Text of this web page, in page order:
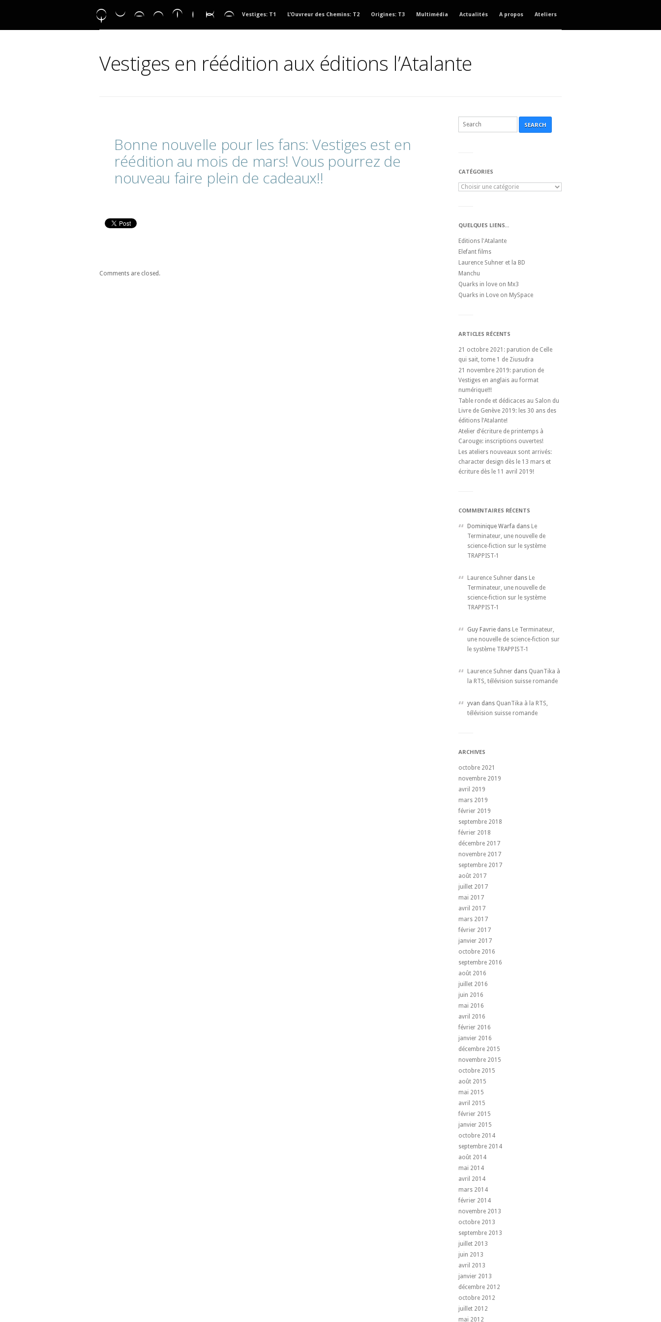
Vestiges: T1 L’Ouvreur des Chemins: T2 Origines: T3 Multimédia Actualités A propos Ateliers
Vestiges en réédition aux éditions l’Atalante
Bonne nouvelle pour les fans:Vestiges est en
réédition au mois de mars! Vous pourrez de
nouveau faire plein de cadeaux!!
Comments are closed.
SEARCH
CATÉGORIES
QUELQUES LIENS...
Editions l'Atalante
Elefant films
Laurence Suhner et la BD
Manchu
Quarks in love on Mx3
Quarks in Love on MySpace
ARTICLES RÉCENTS
21 octobre 2021: parution de Celle
qui sait, tome 1 de Ziusudra
21 novembre 2019: parution de
Vestiges en anglais au format
numérique!!!
Table ronde et dédicaces au Salon du
Livre de Genève 2019: les 30 ans des
éditions l’Atalante!
Atelier d’écriture de printemps à
Carouge: inscriptions ouvertes!
Les ateliers nouveaux sont arrivés:
character design dès le 13 mars et
écriture dès le 11 avril 2019!
COMMENTAIRES RÉCENTS
Dominique Warfa dans Le
Terminateur, une nouvelle de
science-fiction sur le système
TRAPPIST-1
Laurence Suhner dans Le
Terminateur, une nouvelle de
science-fiction sur le système
TRAPPIST-1
Guy Favrie dans Le Terminateur,
une nouvelle de science-fiction sur
le système TRAPPIST-1
Laurence Suhner dans QuanTika à
la RTS, télévision suisse romande
yvan dans QuanTika à la RTS,
télévision suisse romande
ARCHIVES
octobre 2021
novembre 2019
avril 2019
mars 2019
février 2019
septembre 2018
février 2018
décembre 2017
novembre 2017
septembre 2017
août 2017
juillet 2017
mai 2017
avril 2017
mars 2017
février 2017
janvier 2017
octobre 2016
septembre 2016
août 2016
juillet 2016
juin 2016
mai 2016
avril 2016
février 2016
janvier 2016
décembre 2015
novembre 2015
octobre 2015
août 2015
mai 2015
avril 2015
février 2015
janvier 2015
octobre 2014
septembre 2014
août 2014
mai 2014
avril 2014
mars 2014
février 2014
novembre 2013
octobre 2013
septembre 2013
juillet 2013
juin 2013
avril 2013
janvier 2013
décembre 2012
octobre 2012
juillet 2012
mai 2012